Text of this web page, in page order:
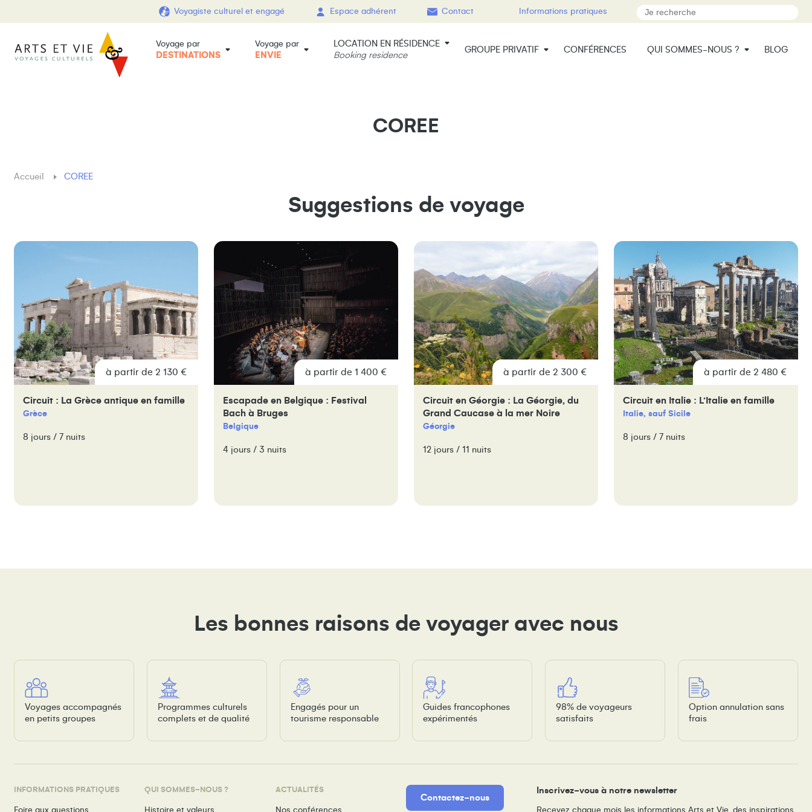
Voyagiste culturel et engagé Espace adhérent Contact Informations pratiques
Voyage par
DESTINATIONS
Voyage par
ENVIE
LOCATION EN RÉSIDENCE
Booking residence
GROUPE PRIVATIF CONFÉRENCES QUI SOMMES-NOUS ? BLOG
COREE
Accueil COREE
Suggestions de voyage
à partir de 2 130 €
Circuit : La Grèce antique en famille
Grèce
8 jours / 7 nuits
à partir de 1 400 €
Escapade en Belgique : Festival
Bach à Bruges
Belgique
4 jours / 3 nuits
à partir de 2 300 €
Circuit en Géorgie : La Géorgie, du
Grand Caucase à la mer Noire
Géorgie
12 jours / 11 nuits
à partir de 2 480 €
Circuit en Italie : L’Italie en famille
Italie, sauf Sicile
8 jours / 7 nuits
Les bonnes raisons de voyager avec nous
Voyages accompagnés
en petits groupes
Programmes culturels
complets et de qualité
Engagés pour un
tourisme responsable
Guides francophones
expérimentés
98% de voyageurs
satisfaits
Option annulation sans
frais
INFORMATIONS PRATIQUES
Foire aux questions
QUI SOMMES-NOUS ?
Histoire et valeurs
ACTUALITÉS
Nos conférences
Contactez-nous
Inscrivez-vous à notre newsletter
Recevez chaque mois les informations Arts et Vie, des inspirations